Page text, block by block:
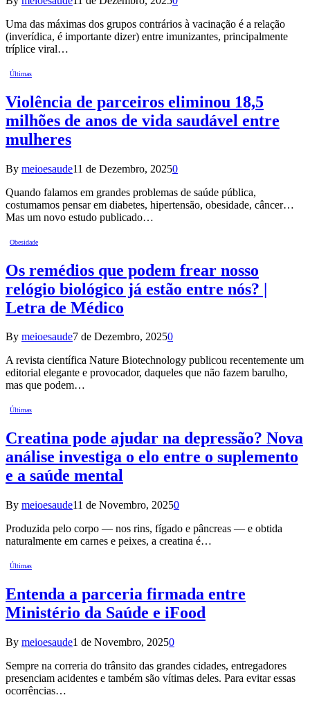
Uma das máximas dos grupos contrários à vacinação é a relação
(inverídica, é importante dizer) entre imunizantes, principalmente
tríplice viral…
Últimas
Violência de parceiros eliminou 18,5
milhões de anos de vida saudável entre
mulheres
By meioesaude11 de Dezembro, 20250
Quando falamos em grandes problemas de saúde pública,
costumamos pensar em diabetes, hipertensão, obesidade, câncer…
Mas um novo estudo publicado…
Obesidade
Os remédios que podem frear nosso
relógio biológico já estão entre nós? |
Letra de Médico
By meioesaude7 de Dezembro, 20250
A revista científica Nature Biotechnology publicou recentemente um
editorial elegante e provocador, daqueles que não fazem barulho,
mas que podem…
Últimas
Creatina pode ajudar na depressão? Nova
análise investiga o elo entre o suplemento
e a saúde mental
By meioesaude11 de Novembro, 20250
Produzida pelo corpo — nos rins, fígado e pâncreas — e obtida
naturalmente em carnes e peixes, a creatina é…
Últimas
Entenda a parceria firmada entre
Ministério da Saúde e iFood
By meioesaude1 de Novembro, 20250
Sempre na correria do trânsito das grandes cidades, entregadores
presenciam acidentes e também são vítimas deles. Para evitar essas
ocorrências…